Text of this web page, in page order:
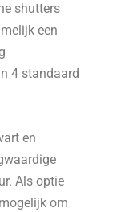
shutters
een
4 standaard
en
Als optie
om